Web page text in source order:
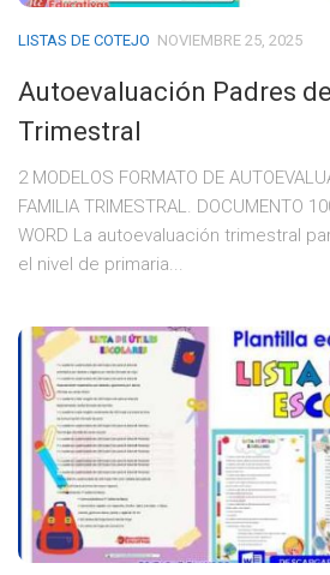
LISTAS DE COTEJO NOVIEMBRE 25, 2025
Autoevaluación Padres
Trimestral
2 MODELOS FORMATO DE
FAMILIA TRIMESTRAL. DOCUMENTO
WORD La autoevaluación trimestral
el nivel de primaria...